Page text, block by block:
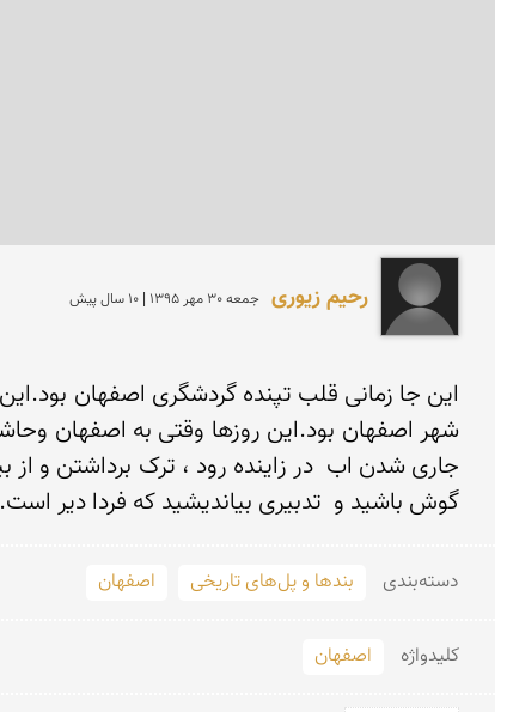
رحیم زیوری جمعه 30 مهر 1395 | 10 سال پیش
گوش باشید و  تدبیری بیاندیشید که فردا دیر است.
دسته‌بندی بندها و پل‌های تاریخی اصفهان
کلید‌واژه اصفهان